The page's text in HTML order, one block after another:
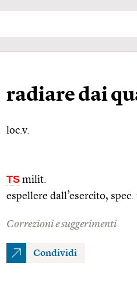
radiare dai
loc.v.
TS milit.
espellere dall’esercito, spec.
Correzioni e suggerimenti
Condividi